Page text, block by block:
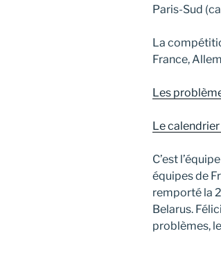
Paris-Sud
La
France,
Les
Le
C’est
équipes de
remporté la
Belarus.
problèmes,